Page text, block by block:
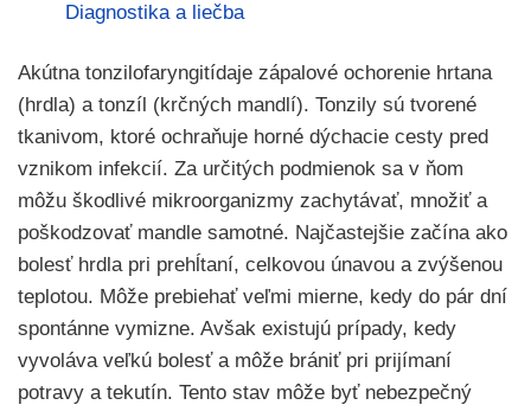
Diagnostika a liečba
Akútna tonzilofaryngitídaje zápalové ochorenie hrtana
(hrdla) a tonzíl (krčných mandlí). Tonzily sú tvorené
tkanivom, ktoré ochraňuje horné dýchacie cesty pred
vznikom infekcií. Za určitých podmienok sa v ňom
môžu škodlivé mikroorganizmy zachytávať, množiť a
poškodzovať mandle samotné. Najčastejšie začína ako
bolesť hrdla pri prehĺtaní, celkovou únavou a zvýšenou
teplotou. Môže prebiehať veľmi mierne, kedy do pár dní
spontánne vymizne. Avšak existujú prípady, kedy
vyvoláva veľkú bolesť a môže brániť pri prijímaní
potravy a tekutín. Tento stav môže byť nebezpečný